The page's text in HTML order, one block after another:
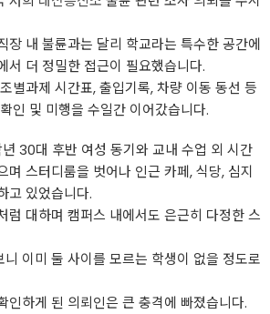
장 내 불륜과는 달리 학교라는 특수한 공간에
서 더 정밀한 접근이 필요했습니다.
별과제 시간표, 출입기록, 차량 이동 동선 등
인 및 미행을 수일간 이어갔습니다.
30대 후반 여성 동기와 교내 수업 외 시간
며 스터디룸을 벗어나 인근 카페, 식당, 심지
고 있었습니다.
럼 대하며 캠퍼스 내에서도 은근히 다정한 스
이미 둘 사이를 모르는 학생이 없을 정도로
인하게 된 의뢰인은 큰 충격에 빠졌습니다.